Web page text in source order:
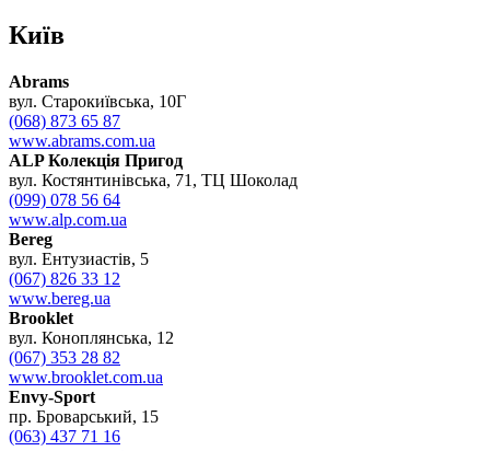
Київ
Abrams
вул. Старокиївська, 10Г
(068) 873 65 87
www.abrams.com.ua
ALP Колекція Пригод
вул. Костянтинівська, 71, ТЦ Шоколад
(099) 078 56 64
www.alp.com.ua
Bereg
вул. Ентузиастів, 5
(067) 826 33 12
www.bereg.ua
Brooklet
вул. Коноплянська, 12
(067) 353 28 82
www.brooklet.com.ua
Envy-Sport
пр. Броварський, 15
(063) 437 71 16